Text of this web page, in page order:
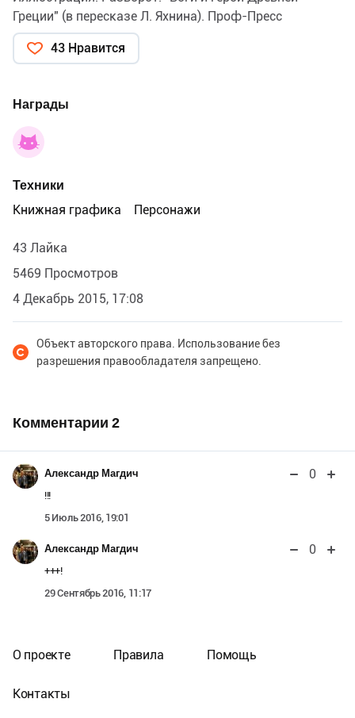
Греции" (в пересказе Л. Яхнина). Проф-Пресс
43 Нравится
Награды
Техники
Книжная графика
Персонажи
43 Лайка
5469 Просмотров
4 Декабрь 2015, 17:08
Объект авторского права. Использование без
разрешения правообладателя запрещено.
Комментарии 2
Александр Магдич 0
!!!
5 Июль 2016, 19:01
Александр Магдич 0
+++!
29 Сентябрь 2016, 11:17
О проекте Правила Помощь
Контакты